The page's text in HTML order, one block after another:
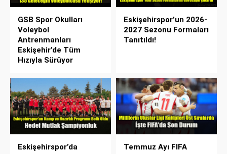
GSB Spor Okulları
Voleybol
Antrenmanları
Eskişehir’de Tüm
Hızıyla Sürüyor
Eskişehirspor’un 2026-
2027 Sezonu Formaları
Tanıtıldı!
Eskişehirspor’da
Temmuz Ayı FIFA